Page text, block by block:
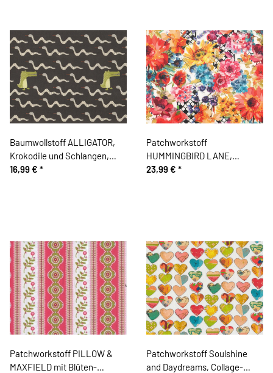
Baumwollstoff ALLIGATOR,
Krokodile und Schlangen,
anthrazit-schilfgrün
16,99 € *
Patchworkstoff
HUMMINGBIRD LANE,
Blumenpergola, In The
23,99 € *
Patchworkstoff PILLOW &
MAXFIELD mit Blüten-
Patchworkstoff Soulshine
and Daydreams, Collage-